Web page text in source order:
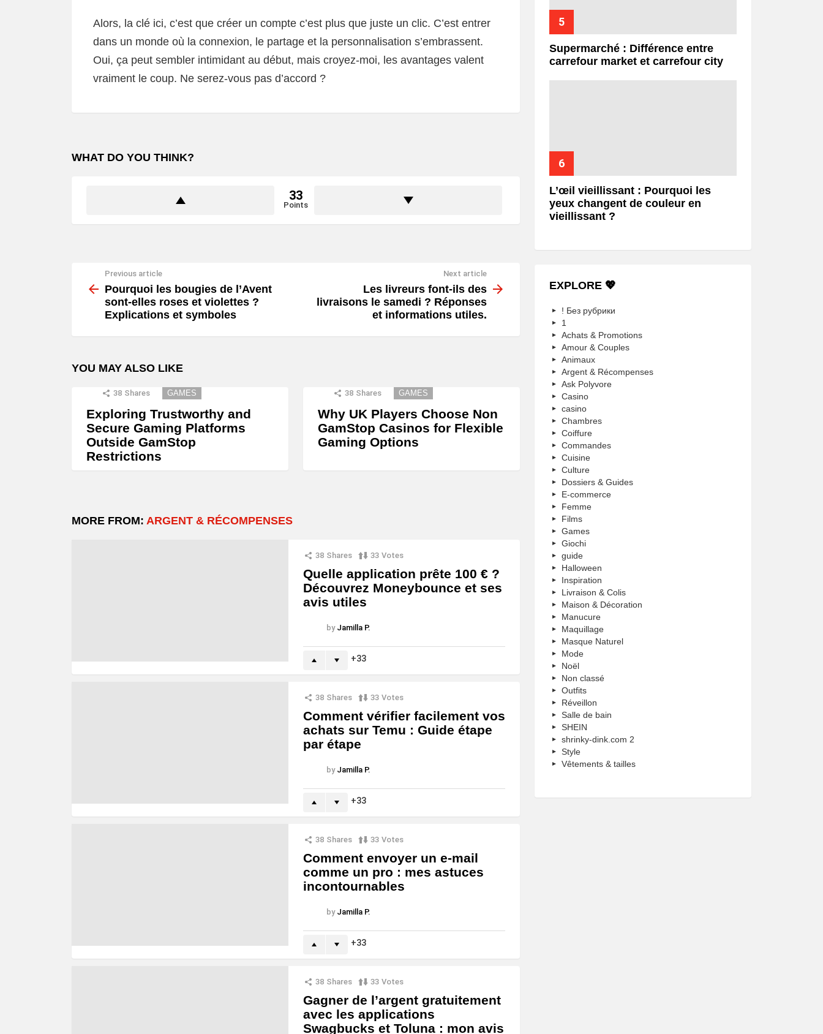
Alors, la clé ici, c’est que créer un compte c’est plus que juste un clic. C’est entrer
dans un monde où la connexion, le partage et la personnalisation s’embrassent.
Oui, ça peut sembler intimidant au début, mais croyez-moi, les avantages valent
vraiment le coup. Ne serez-vous pas d’accord ?
WHAT DO YOU THINK?
33
Points
more
Previous article
Pourquoi les bougies de l’Avent
sont-elles roses et violettes ?
Explications et symboles
Next article
Les livreurs font-ils des
livraisons le samedi ? Réponses
et informations utiles.
YOU MAY ALSO LIKE
38 Shares GAMES
Exploring Trustworthy and
Secure Gaming Platforms
Outside GamStop
Restrictions
38 Shares GAMES
Why UK Players Choose Non
GamStop Casinos for Flexible
Gaming Options
MORE FROM: ARGENT & RÉCOMPENSES
38 Shares 33 Votes
Quelle application prête 100 € ?
Découvrez Moneybounce et ses
avis utiles
by Jamilla P.
33
38 Shares 33 Votes
Comment vérifier facilement vos
achats sur Temu : Guide étape
par étape
by Jamilla P.
33
38 Shares 33 Votes
Comment envoyer un e-mail
comme un pro : mes astuces
incontournables
by Jamilla P.
33
38 Shares 33 Votes
Gagner de l’argent gratuitement
avec les applications
Swagbucks et Toluna : mon avis
Supermarché : Différence entre
carrefour market et carrefour city
L’œil vieillissant : Pourquoi les
yeux changent de couleur en
vieillissant ?
EXPLORE 💖
! Без рубрики
1
Achats & Promotions
Amour & Couples
Animaux
Argent & Récompenses
Ask Polyvore
Casino
casino
Chambres
Coiffure
Commandes
Cuisine
Culture
Dossiers & Guides
E-commerce
Femme
Films
Games
Giochi
guide
Halloween
Inspiration
Livraison & Colis
Maison & Décoration
Manucure
Maquillage
Masque Naturel
Mode
Noël
Non classé
Outfits
Réveillon
Salle de bain
SHEIN
shrinky-dink.com 2
Style
Vêtements & tailles